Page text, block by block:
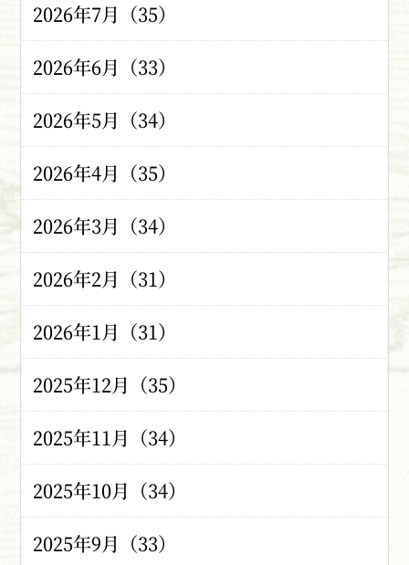
2026年7月（35）
2026年6月（33）
2026年5月（34）
2026年4月（35）
2026年3月（34）
2026年2月（31）
2026年1月（31）
2025年12月（35）
2025年11月（34）
2025年10月（34）
2025年9月（33）